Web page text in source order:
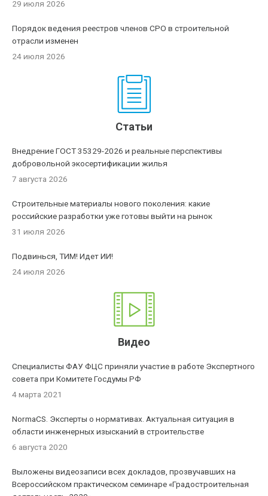
29 июля 2026
Порядок ведения реестров членов СРО в строительной
отрасли изменен
24 июля 2026
Статьи
Внедрение ГОСТ 35329-2026 и реальные перспективы
добровольной экосертификации жилья
7 августа 2026
Строительные материалы нового поколения: какие
российские разработки уже готовы выйти на рынок
31 июля 2026
Подвинься, ТИМ! Идет ИИ!
24 июля 2026
Видео
Специалисты ФАУ ФЦС приняли участие в работе Экспертного
совета при Комитете Госдумы РФ
4 марта 2021
NormaCS. Эксперты о нормативах. Актуальная ситуация в
области инженерных изысканий в строительстве
6 августа 2020
Выложены видеозаписи всех докладов, прозвучавших на
Всероссийском практическом семинаре «Градостроительная